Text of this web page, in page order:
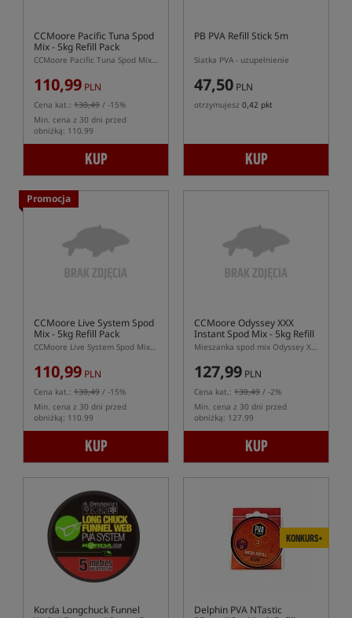
CCMoore Pacific Tuna Spod
Mix - 5kg Refill Pack
CCMoore Pacific Tuna Spod Mix – Zanętowy miks 5 kg w opakowaniu uzupełniającym
110,99 PLN
Cena kat.: 130,49 / -15%
Min. cena z 30 dni przed
obniżką: 110.99
KUP
PB PVA Refill Stick 5m
Siatka PVA - uzupełnienie
47,50 PLN
otrzymujesz 0,42 pkt
KUP
Promocja
CCMoore Live System Spod
Mix - 5kg Refill Pack
CCMoore Live System Spod Mix – Zanętowy miks 5 kg w opakowaniu uzupełniającym
110,99 PLN
Cena kat.: 130,49 / -15%
Min. cena z 30 dni przed
obniżką: 110.99
KUP
CCMoore Odyssey XXX
Instant Spod Mix - 5kg Refill
Pack
Mieszanka spod mix Odyssey XXX
127,99 PLN
Cena kat.: 130,49 / -2%
Min. cena z 30 dni przed
obniżką: 127.99
KUP
Korda Longchuck Funnel
KONKURS+
Delphin PVA NTastic